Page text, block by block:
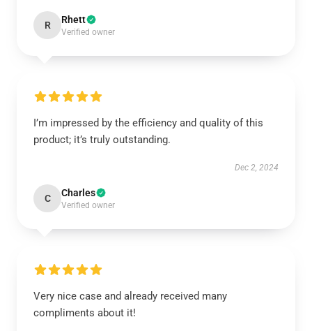
R Rhett
Verified owner
I’m impressed by the efficiency and quality of this
product; it’s truly outstanding.
Dec 2, 2024
C Charles
Verified owner
Very nice case and already received many
compliments about it!